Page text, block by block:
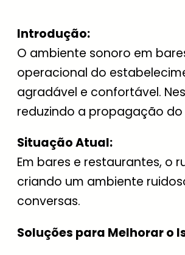
Introdução:
O ambiente sonoro em
operacional do
agradável e confortável.
reduzindo a propagação
Situação Atual:
Em bares e restaurantes, o
criando um ambiente
conversas.
Soluções para Melhorar o